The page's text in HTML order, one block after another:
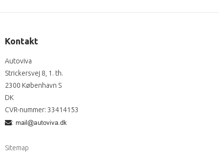
Kontakt
Autoviva
Strickersvej 8, 1. th.
2300 København S
DK
CVR-nummer: 33414153
:
Sitemap